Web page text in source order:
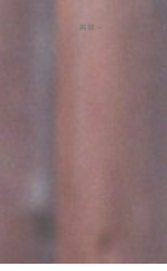
關於走走 萬華 特企